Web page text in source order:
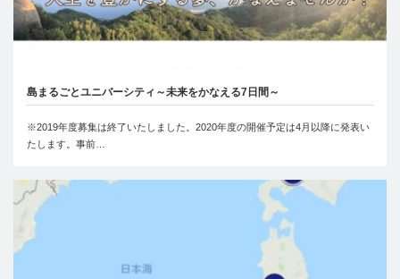
島まるごとユニバーシティ～未来をかなえる7日間～
※2019年度募集は終了いたしました。2020年度の開催予定は4月以降に発表い
たします。事前…